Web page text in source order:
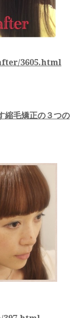
3605.html
縮毛矯正の３つの